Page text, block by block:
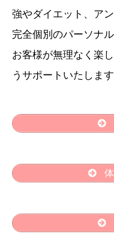
強やダイエット、ア
完全個別のパーソナ
お客様が無理なく楽
うサポートいたします